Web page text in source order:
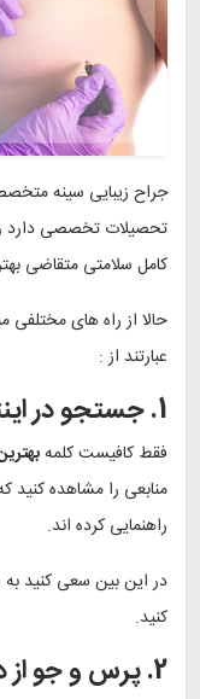
جراح زیبایی سینه
تحصیلات تخصصی دارد
کامل سلامتی متقاضی
حالا از راه های مختلفی
عبارتند از :
1. جستجو در اینترنت
فقط کافیست کلمه
منابعی را مشاهده کنید
راهنمایی کرده اند.
در این بین سعی کنید
کنید.
2. پرس و جو از دوستان و آشنایان